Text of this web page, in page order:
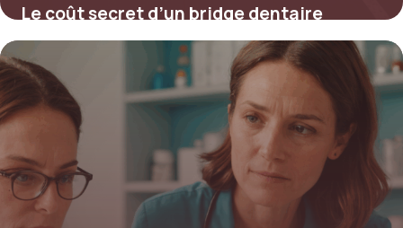
Le coût secret d’un bridge dentaire
complet en 2025 : découvrez comment
économiser des milliers d’euros sans
compromis
16 juin 2026